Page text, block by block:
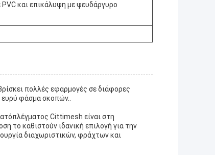
και επικάλυψη με ψευδάργυρο
πολλές εφαρμογές σε διάφορες
ευρύ φάσμα σκοπών..
Cittimesh είναι στη
το καθιστούν ιδανική επιλογή για την
διαχωριστικών, φράχτων και